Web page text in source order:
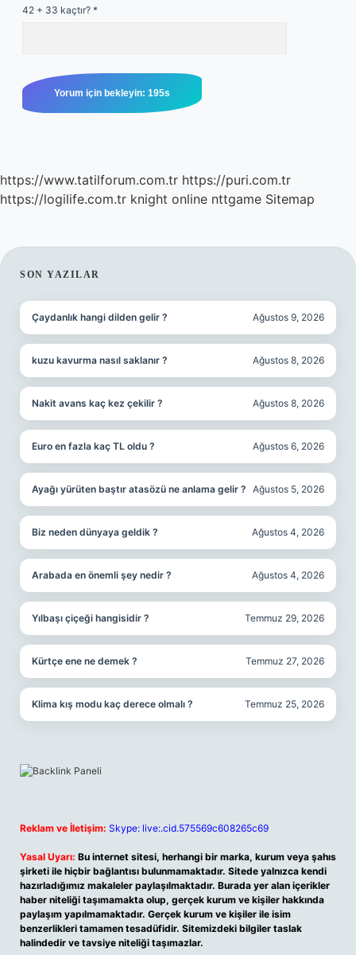
42 + 33 kaçtır? *
https://www.tatilforum.com.tr https://puri.com.tr
https://logilife.com.tr knight online nttgame Sitemap
SIDEBAR
SON YAZILAR
Çaydanlık hangi dilden gelir ? Ağustos 9, 2026
kuzu kavurma nasıl saklanır ? Ağustos 8, 2026
Nakit avans kaç kez çekilir ? Ağustos 8, 2026
Euro en fazla kaç TL oldu ? Ağustos 6, 2026
Ayağı yürüten baştır atasözü ne anlama gelir ? Ağustos 5, 2026
Biz neden dünyaya geldik ? Ağustos 4, 2026
Arabada en önemli şey nedir ? Ağustos 4, 2026
Yılbaşı çiçeği hangisidir ? Temmuz 29, 2026
Kürtçe ene ne demek ? Temmuz 27, 2026
Klima kış modu kaç derece olmalı ? Temmuz 25, 2026
Reklam ve İletişim: Skype: live:.cid.575569c608265c69
Yasal Uyarı: Bu internet sitesi, herhangi bir marka, kurum veya şahıs
şirketi ile hiçbir bağlantısı bulunmamaktadır. Sitede yalnızca kendi
hazırladığımız makaleler paylaşılmaktadır. Burada yer alan içerikler
haber niteliği taşımamakta olup, gerçek kurum ve kişiler hakkında
paylaşım yapılmamaktadır. Gerçek kurum ve kişiler ile isim
benzerlikleri tamamen tesadüfidir. Sitemizdeki bilgiler taslak
halindedir ve tavsiye niteliği taşımazlar.